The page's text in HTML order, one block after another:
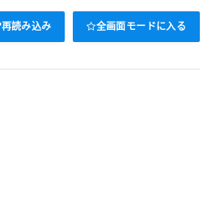
再読み込み 全画面モードに入る